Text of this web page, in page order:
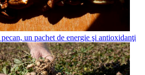
un pachet de energie şi antioxidanţi